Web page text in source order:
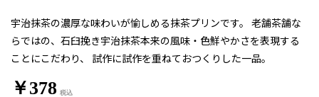
宇治抹茶の濃厚な味わいが愉しめる抹茶プリンです。 老舗茶舗な
らではの、石臼挽き宇治抹茶本来の風味・色鮮やかさを表現する
ことにこだわり、 試作に試作を重ねておつくりした一品。
￥378